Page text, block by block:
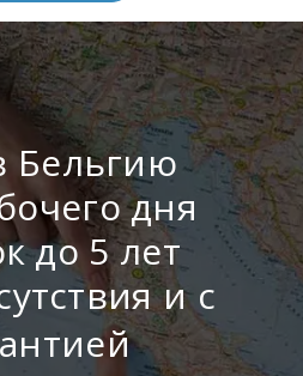
Бельгию
дня
до 5 лет
и с